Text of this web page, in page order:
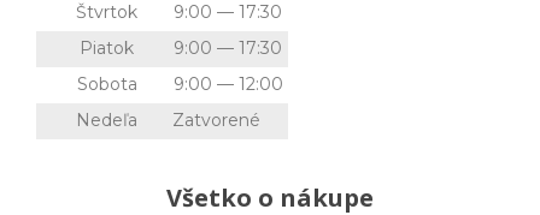
Štvrtok
9:00 — 17:30
Piatok
9:00 — 17:30
Sobota
9:00 — 12:00
Nedeľa
Zatvorené
Všetko o nákupe